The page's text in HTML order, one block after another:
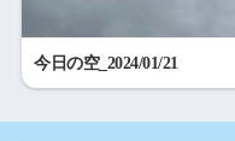
今日の空_2024/01/21